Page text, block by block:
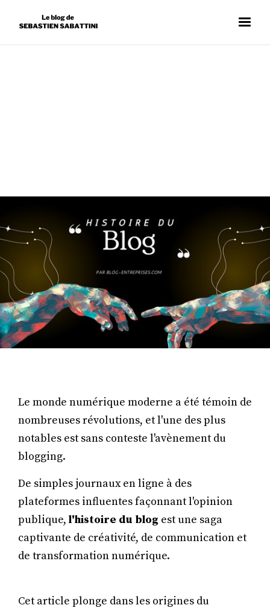
Le monde numérique moderne a été témoin de
nombreuses révolutions, et l'une des plus
notables est sans conteste l'avènement du
blogging.
De simples journaux en ligne à des
plateformes influentes façonnant l'opinion
publique, l'histoire du blog est une saga
captivante de créativité, de communication et
de transformation numérique.
Cet article plonge dans les origines du